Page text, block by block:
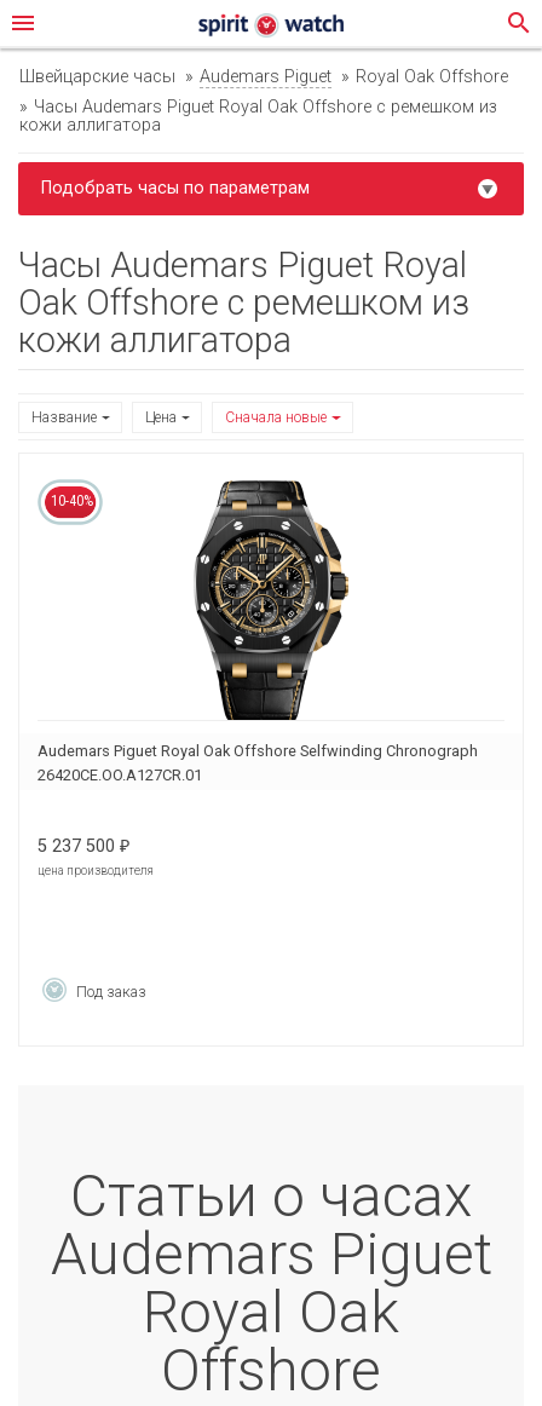
menu search
Швейцарские часы Audemars Piguet
Royal Oak Offshore
Часы Audemars Piguet Royal Oak Offshore с ремешком из
кожи аллигатора
Подобрать часы по параметрам
Часы Audemars Piguet Royal
Oak Offshore с ремешком из
кожи аллигатора
Название Цена Сначала новые
10-40%
Audemars Piguet Royal Oak Offshore Selfwinding Chronograph
26420CE.OO.A127CR.01
5 237 500 ₽
цена производителя
Под заказ
Статьи о часах
Audemars Piguet
Royal Oak
Offshore